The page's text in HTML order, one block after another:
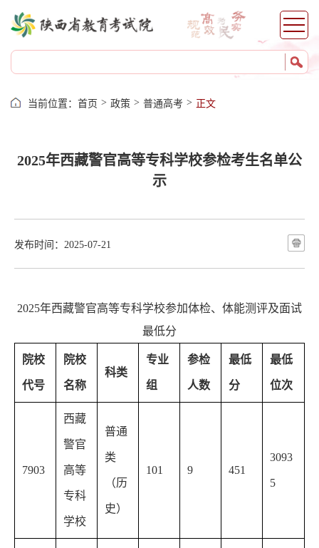
网上报名
证件打印
录取查询
考籍服务
当前位置： 首页 > 政策 > 普通高考 > 正文
2025年西藏警官高等专科学校参检考生名单公
示
发布时间：2025-07-21
2025年西藏警官高等专科学校参加体检、体能测评及面试
最低分
院校
代号
院校
名称
科类
专业
组
参检
人数
最低
分
最低
位次
7903
西藏
警官
高等
专科
学校
普通
类
（历
史）
101 9 451
3093
5